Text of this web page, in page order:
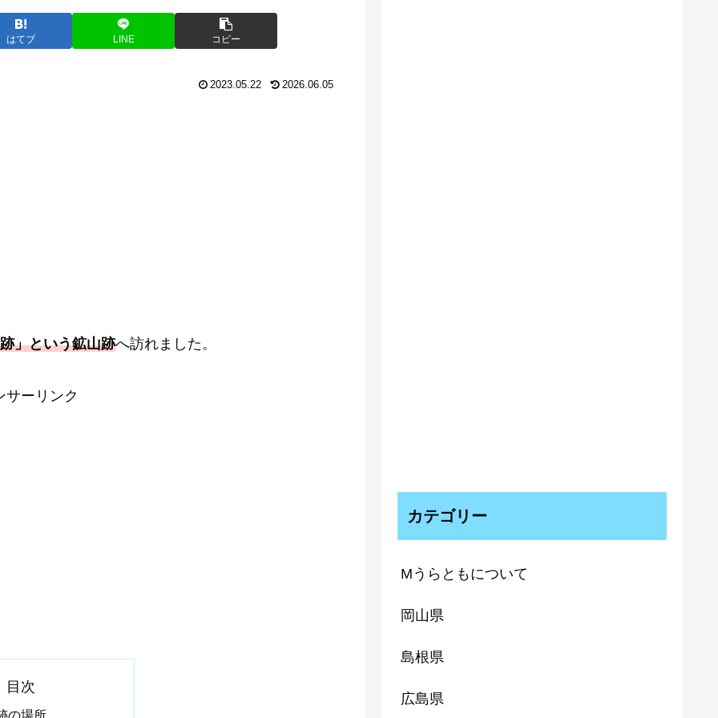
はてブ LINE コピー
2023.05.22 2026.06.05
」という鉱山跡へ訪れました。
サーリンク
目次
の場所
カテゴリー
Mうらともについて
岡山県
島根県
広島県